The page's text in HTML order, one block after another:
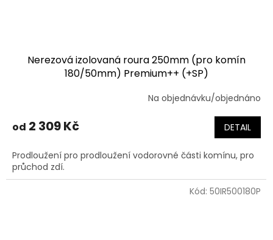
Nerezová izolovaná roura 250mm (pro komín
180/50mm) Premium++ (+SP)
Na objednávku/objednáno
od 2 309 Kč DETAIL
Prodloužení pro prodloužení vodorovné části komínu, pro
průchod zdí.
Kód: 50IR500180P